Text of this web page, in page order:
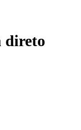
direto